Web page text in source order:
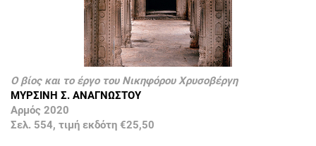
Ο βίος και το έργο του Νικηφόρου Χρυσοβέργη
ΜΥΡΣΙΝΗ Σ. ΑΝΑΓΝΩΣΤΟΥ
Αρμός 2020
Σελ. 554, τιμή εκδότη €25,50